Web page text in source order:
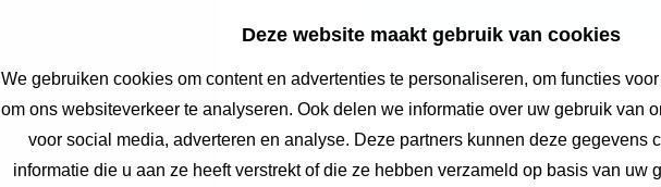
Deze website maakt gebruik van cookies
We gebruiken cookies om content en advertenties te personaliseren, om functies
om ons websiteverkeer te analyseren. Ook delen we informatie over uw gebruik van
voor social media, adverteren en analyse. Deze partners kunnen deze gegevens
informatie die u aan ze heeft verstrekt of die ze hebben verzameld op basis van uw